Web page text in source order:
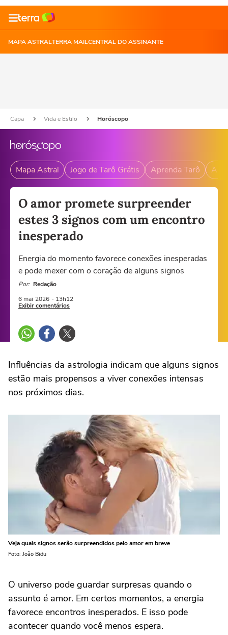
MAPA ASTRALTERRA MAILCENTRAL DO ASSINANTE
Capa Vida e Estilo Horóscopo
Mapa Astral Jogo de Tarô Grátis Aprenda Tarô
O amor promete surpreender
estes 3 signos com um encontro
inesperado
Energia do momento favorece conexões inesperadas
e pode mexer com o coração de alguns signos
Por: Redação
6 mai 2026 - 13h12
Exibir comentários
Influências da astrologia indicam que alguns signos
estão mais propensos a viver conexões intensas
nos próximos dias.
Veja quais signos serão surpreendidos pelo amor em breve
Foto: João Bidu
O universo pode guardar surpresas quando o
assunto é amor. Em certos momentos, a energia
favorece encontros inesperados. E isso pode
acontecer quando você menos espera.